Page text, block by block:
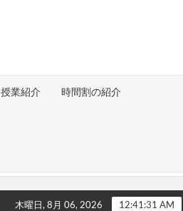
授業紹介 時間割の紹介
木曜日, 8月 06, 2026 12:41:31 AM